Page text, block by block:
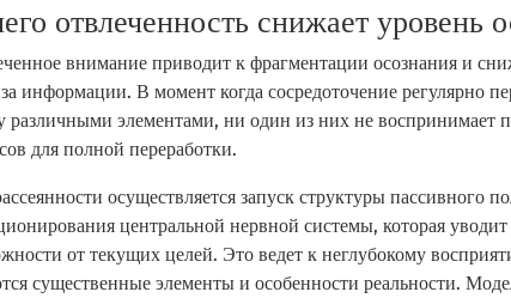
отвлеченность снижает уровень
внимание приводит к фрагментации осознания и
информации. В момент когда сосредоточение регулярно
различными элементами, ни один из них не воспринимает
для полной переработки.
осуществляется запуск структуры пассивного
центральной нервной системы, которая
от текущих целей. Это ведет к неглубокому
существенные элементы и особенности реальности.